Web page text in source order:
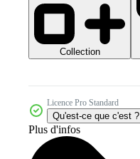
Collection
Licence Pro Standard
Qu'est-ce que c'est ?
Plus d'infos